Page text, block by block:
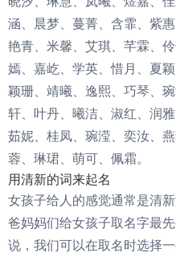
涵、晨梦、蔓菁、含霏、紫
艳青、米馨、艾琪、芊霖、
嫣、嘉屹、学英、惜月、夏
颖珊、靖曦、逸熙、巧琴、
轩、叶丹、曦洁、淑红、润
茹妮、桂凤、琬滢、奕汝、
蓉、琳珺、萌可、佩霜。
用清新的词来起名
女孩子给人的感觉通常是清
爸妈妈们给女孩子取名字最
说，我们可以在取名时选择